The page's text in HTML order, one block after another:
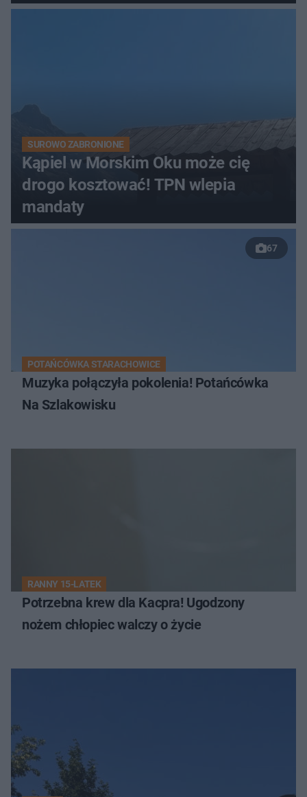
SUROWO ZABRONIONE
Kąpiel w Morskim Oku może cię
drogo kosztować! TPN wlepia
mandaty
67
POTAŃCÓWKA STARACHOWICE
Muzyka połączyła pokolenia! Potańcówka
Na Szlakowisku
RANNY 15-LATEK
Potrzebna krew dla Kacpra! Ugodzony
nożem chłopiec walczy o życie